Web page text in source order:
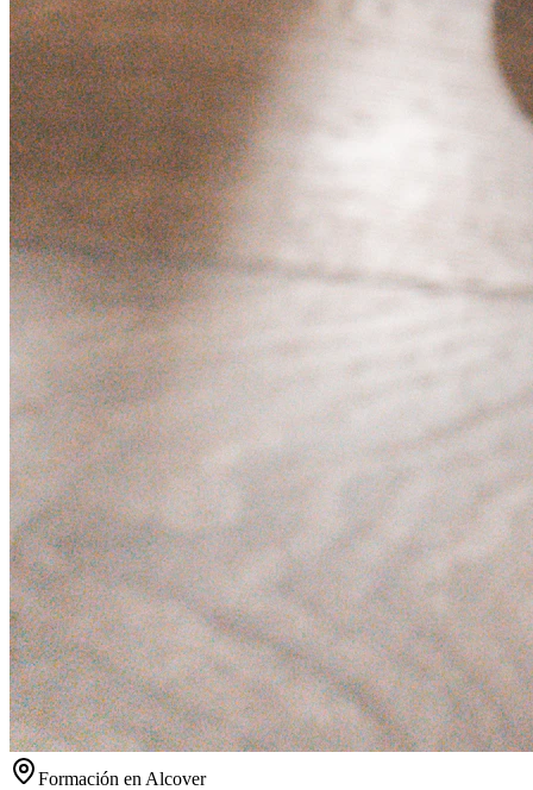
Formación en Alcover